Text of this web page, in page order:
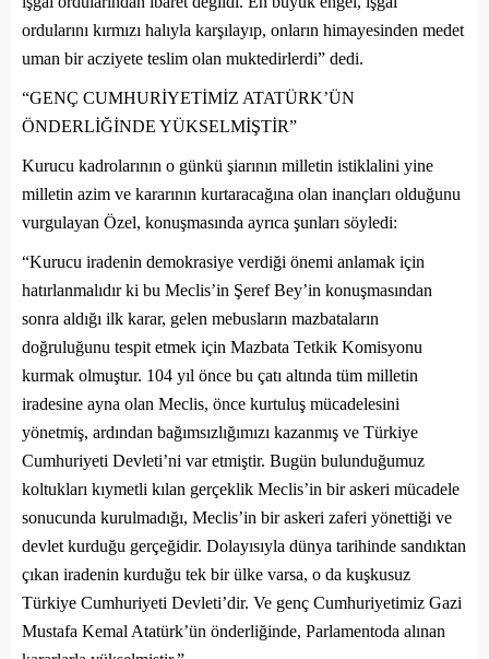
ordularını kırmızı halıyla karşılayıp, onların himayesinden medet
uman bir acziyete teslim olan muktedirlerdi” dedi.
“GENÇ CUMHURİYETİMİZ ATATÜRK’ÜN
ÖNDERLİĞİNDE YÜKSELMİŞTİR”
Kurucu kadrolarının o günkü şiarının milletin istiklalini yine
milletin azim ve kararının kurtaracağına olan inançları olduğunu
vurgulayan Özel, konuşmasında ayrıca şunları söyledi:
“Kurucu iradenin demokrasiye verdiği önemi anlamak için
hatırlanmalıdır ki bu Meclis’in Şeref Bey’in konuşmasından
sonra aldığı ilk karar, gelen mebusların mazbataların
doğruluğunu tespit etmek için Mazbata Tetkik Komisyonu
kurmak olmuştur. 104 yıl önce bu çatı altında tüm milletin
iradesine ayna olan Meclis, önce kurtuluş mücadelesini
yönetmiş, ardından bağımsızlığımızı kazanmış ve Türkiye
Cumhuriyeti Devleti’ni var etmiştir. Bugün bulunduğumuz
koltukları kıymetli kılan gerçeklik Meclis’in bir askeri mücadele
sonucunda kurulmadığı, Meclis’in bir askeri zaferi yönettiği ve
devlet kurduğu gerçeğidir. Dolayısıyla dünya tarihinde sandıktan
çıkan iradenin kurduğu tek bir ülke varsa, o da kuşkusuz
Türkiye Cumhuriyeti Devleti’dir. Ve genç Cumhuriyetimiz Gazi
Mustafa Kemal Atatürk’ün önderliğinde, Parlamentoda alınan